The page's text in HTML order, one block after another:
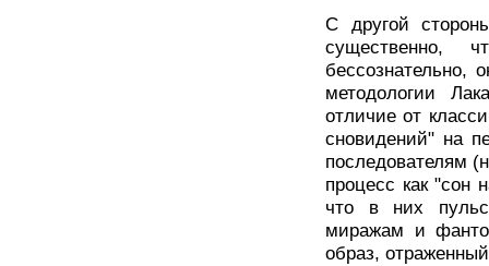
С другой
существенно,
бессознательно,
методологии
отличие от
сновидений" на
последователям
процесс как "сон
что в них
миражам и
образ,